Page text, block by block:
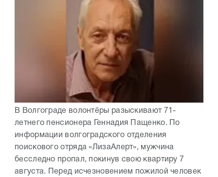
В Волгограде волонтёры разыскивают 71-
летнего пенсионера Геннадия Пащенко. По
информации волгоградского отделения
поискового отряда «ЛизаАлерт», мужчина
бесследно пропал, покинув свою квартиру 7
августа. Перед исчезновением пожилой человек